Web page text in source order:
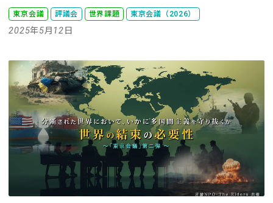
東京会議 評議会 世界課題 東京会議（2026）
2025年5月12日